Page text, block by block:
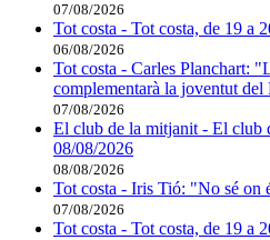
07/08/2026
Tot costa - Tot costa, de 19 a
06/08/2026
Tot costa - Carles Planchart:
complementarà la joventut del
07/08/2026
El club de la mitjanit - El club
08/08/2026
08/08/2026
Tot costa - Iris Tió: "No sé on
07/08/2026
Tot costa - Tot costa, de 19 a